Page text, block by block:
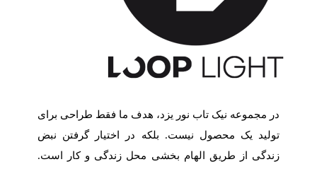
در مجموعه نیک تاب نور یزد، هدف ما فقط طراحی برای
تولید یک محصول نیست. بلکه در اختیار گرفتن نبض
زندگی از طریق الهام بخشی محل زندگی و کار است.